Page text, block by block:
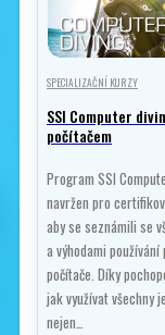
SPECIALIZAČNÍ KURZY
SSI Computer
počítačem
Program SSI
navržen pro
aby se seznámili se
a výhodami používání
počítače. Díky
jak využívat všechny
nejen…